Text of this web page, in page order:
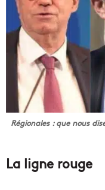
Régionales : que nous
La ligne rouge